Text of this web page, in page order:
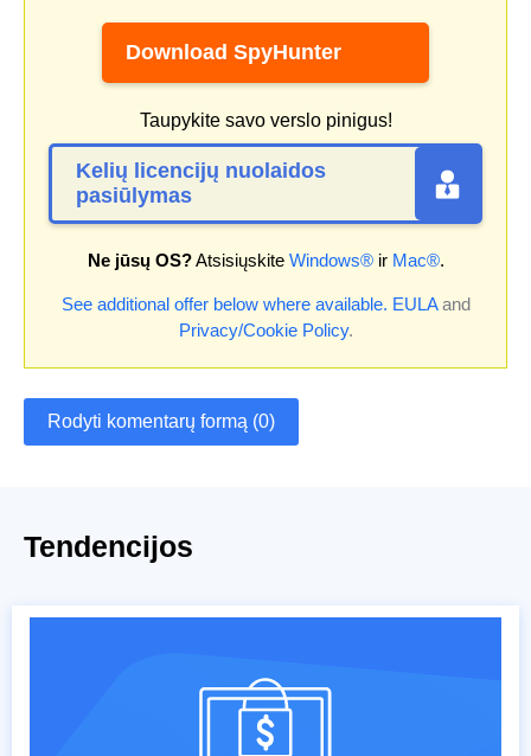
Download SpyHunter
Taupykite savo verslo pinigus!
Kelių licencijų nuolaidos
pasiūlymas
Ne jūsų OS?Atsisiųskite Windows®ir Mac®.
See additional offer below where available. EULAand
Privacy/Cookie Policy.
Rodyti komentarų formą (0)
Tendencijos